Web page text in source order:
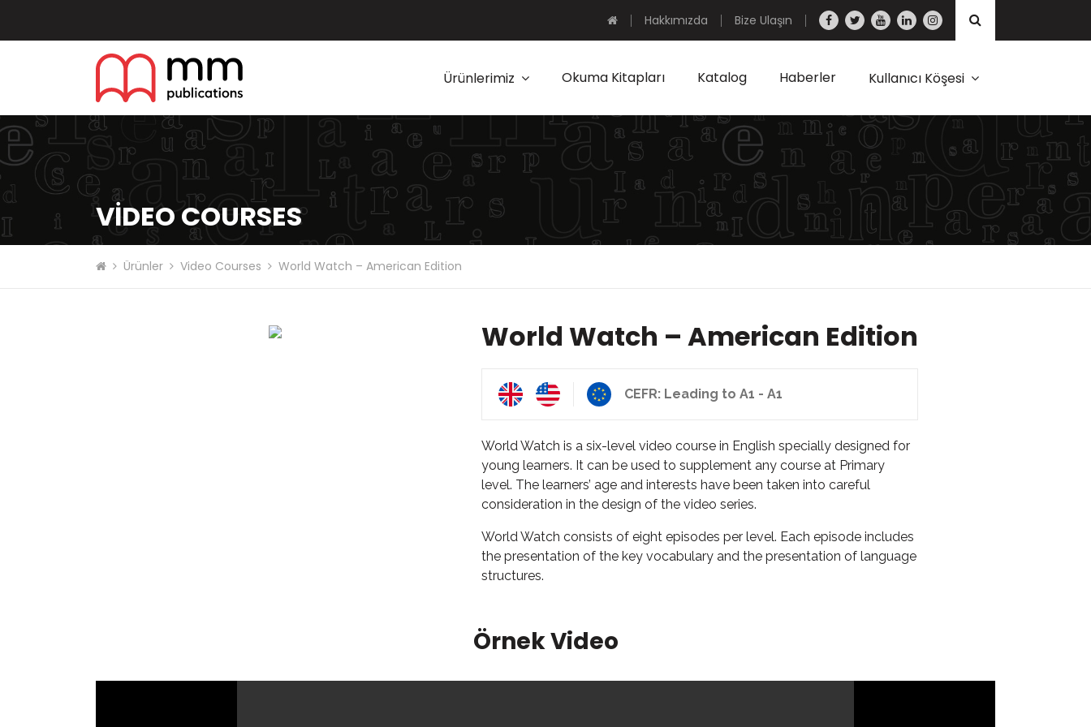
Hakkımızda Bize Ulaşın
Ürünlerimiz Okuma Kitapları Katalog Haberler Kullanıcı Köşesi
VIDEO COURSES
Ürünler Video Courses World Watch – American Edition
World Watch – American Edition
CEFR: Leading to A1 - A1
World Watch is a six-level video course in English specially designed for
young learners. It can be used to supplement any course at Primary
level. The learners’ age and interests have been taken into careful
consideration in the design of the video series.
World Watch consists of eight episodes per level. Each episode includes
the presentation of the key vocabulary and the presentation of language
structures.
Örnek Video